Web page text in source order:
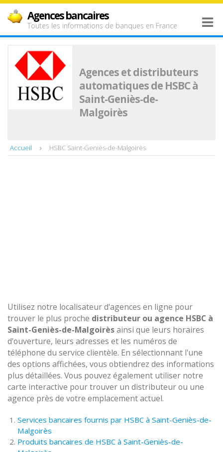
Agences bancaires
Toutes les informations de banques en France
Agences et distributeurs
automatiques de HSBC à
Saint-Geniès-de-
Malgoirès
Accueil HSBC Saint-Geniès-de-Malgoirès
Utilisez notre localisateur d'agences en ligne pour
trouver le plus proche distributeur ou agence HSBC à
Saint-Geniès-de-Malgoirèsainsi que leurs horaires
d'ouverture, leurs adresses et les numéros de
téléphone du service clientèle. En sélectionnant l'une
des options affichées, vous obtiendrez des informations
plus détaillées. Vous pouvez également utiliser notre
carte interactive pour trouver un distributeur ou une
agence près de votre emplacement actuel.
Services bancaires fournis par HSBC à Saint-Geniès-de-
Malgoirès
Produits bancaires de HSBC à Saint-Geniès-de-